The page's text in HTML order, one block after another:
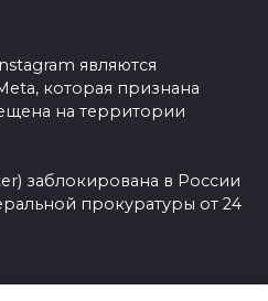
являются
которая признана
на территории
заблокирована в России
прокуратуры от 24